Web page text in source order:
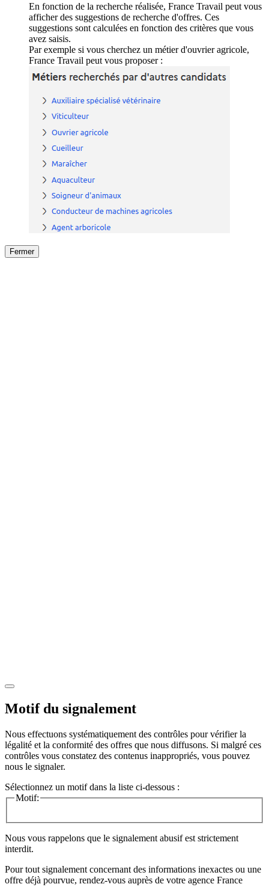
En fonction de la recherche réalisée, France Travail peut vous
afficher des suggestions de recherche d'offres. Ces
suggestions sont calculées en fonction des critères que vous
avez saisis.
Par exemple si vous cherchez un métier d'ouvrier agricole,
France Travail peut vous proposer :
Fermer
Motif du signalement
Nous effectuons systématiquement des contrôles pour vérifier la
légalité et la conformité des offres que nous diffusons. Si malgré ces
contrôles vous constatez des contenus inappropriés, vous pouvez
nous le signaler.
Sélectionnez un motif dans la liste ci-dessous :
Motif:
Nous vous rappelons que le signalement abusif est strictement
interdit.
Pour tout signalement concernant des informations inexactes ou une
offre déjà pourvue, rendez-vous auprès de votre agence France